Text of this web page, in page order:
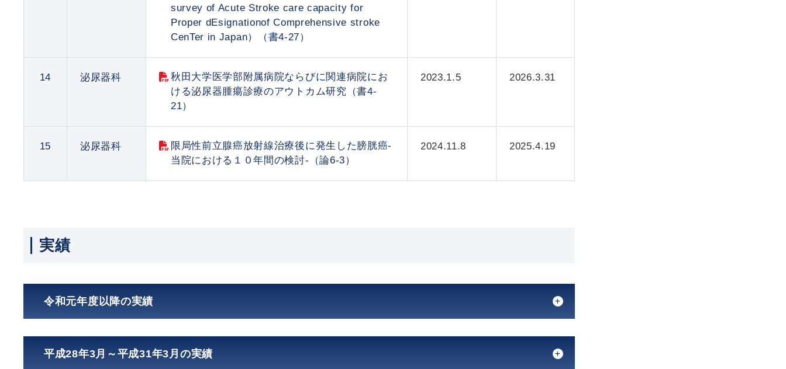
survey of Acute Stroke care capacity for
Proper dEsignationof Comprehensive stroke
CenTer in Japan）（書4-27）
14 泌尿器科
秋田大学医学部附属病院ならびに関連病院にお
ける泌尿器腫瘍診療のアウトカム研究（書4-
21）
2023.1.5 2026.3.31
15 泌尿器科
限局性前立腺癌放射線治療後に発生した膀胱癌-
当院における１０年間の検討-（論6-3）
2024.11.8 2025.4.19
実績
令和元年度以降の実績
平成28年3月～平成31年3月の実績